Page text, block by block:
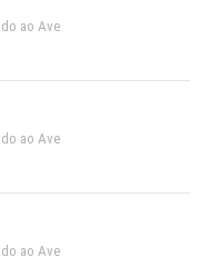
ao Ave
ao Ave
ao Ave